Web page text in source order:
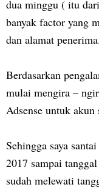
dua minggu ( itu
banyak factor yang
dan alamat penerima.
Berdasarkan
mulai mengira –
Adsense untuk akun
Sehingga saya
2017 sampai
sudah melewati